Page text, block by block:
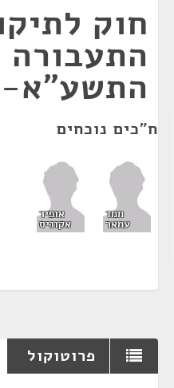
חוק
התשע"א-2010
ח"כים נוכחים
חמד
עמאר
אופיר
אקוניס
פרוטוקול